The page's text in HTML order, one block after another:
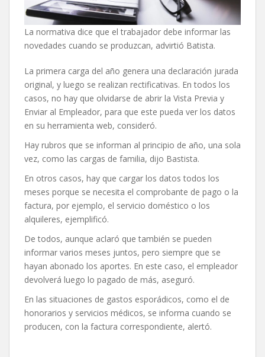
La normativa dice que el trabajador debe informar las
novedades cuando se produzcan, advirtió Batista.
La primera carga del año genera una declaración jurada
original, y luego se realizan rectificativas. En todos los
casos, no hay que olvidarse de abrir la Vista Previa y
Enviar al Empleador, para que este pueda ver los datos
en su herramienta web, consideró.
Hay rubros que se informan al principio de año, una sola
vez, como las cargas de familia, dijo Bastista.
En otros casos, hay que cargar los datos todos los
meses porque se necesita el comprobante de pago o la
factura, por ejemplo, el servicio doméstico o los
alquileres, ejemplificó.
De todos, aunque aclaró que también se pueden
informar varios meses juntos, pero siempre que se
hayan abonado los aportes. En este caso, el empleador
devolverá luego lo pagado de más, aseguró.
En las situaciones de gastos esporádicos, como el de
honorarios y servicios médicos, se informa cuando se
producen, con la factura correspondiente, alertó.